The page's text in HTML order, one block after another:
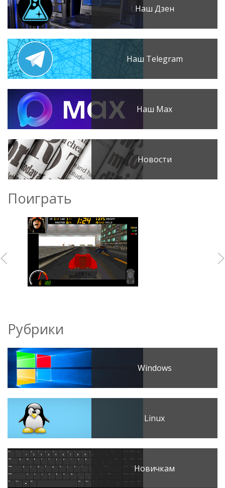
Наш Дзен
Наш Telegram
Наш Max
Новости
Поиграть
Рубрики
Windows
Linux
Новичкам